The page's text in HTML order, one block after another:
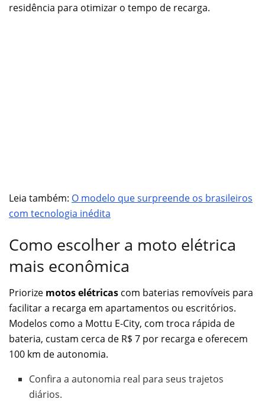
residência para otimizar o tempo de recarga.
Leia também: O modelo que surpreende os brasileiros
com tecnologia inédita
Como escolher a moto elétrica
mais econômica
Priorize motos elétricas com baterias removíveis para
facilitar a recarga em apartamentos ou escritórios.
Modelos como a Mottu E-City, com troca rápida de
bateria, custam cerca de R$ 7 por recarga e oferecem
100 km de autonomia.
Confira a autonomia real para seus trajetos
diários.